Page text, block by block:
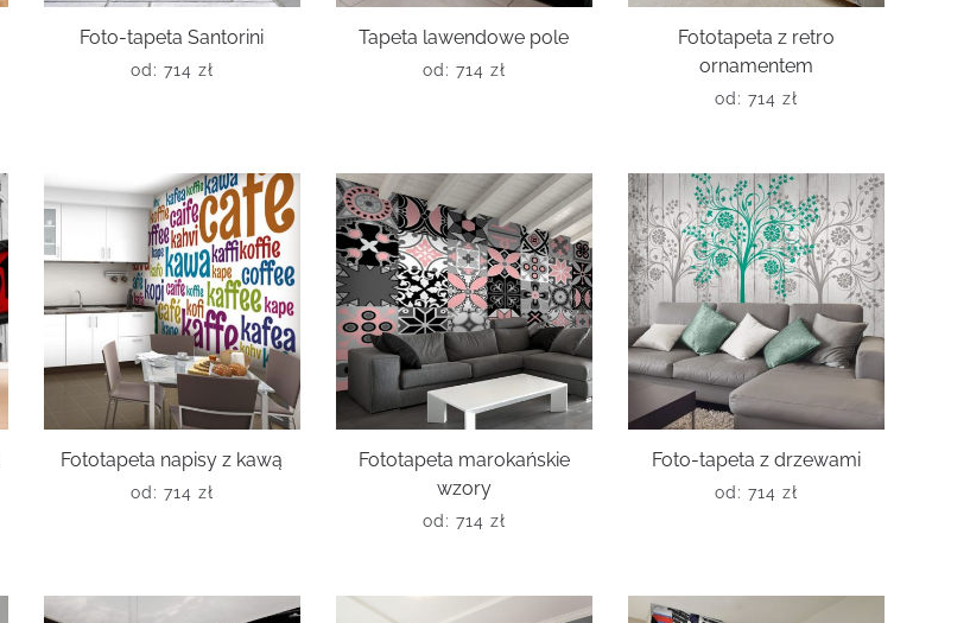
Foto-tapeta Santorini
od: 714 zł
Tapeta lawendowe pole
od: 714 zł
Fototapeta z retro
ornamentem
od: 714 zł
Fototapeta napisy z kawą
od: 714 zł
Fototapeta marokańskie
wzory
od: 714 zł
Foto-tapeta z drzewami
od: 714 zł